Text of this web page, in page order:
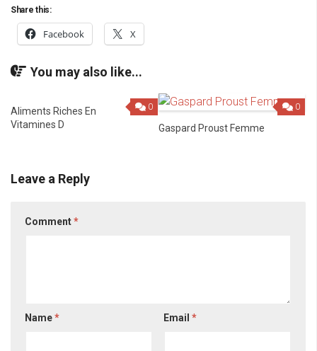
Share this:
Facebook X
You may also like...
0
Aliments Riches En
Vitamines D
0
Gaspard Proust Femme
Leave a Reply
Comment*
Name* Email*